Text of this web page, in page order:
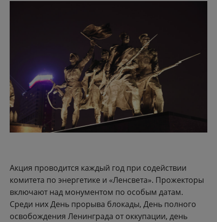
Акция проводится каждый год при содействии
комитета по энергетике и «Ленсвета». Прожекторы
включают над монументом по особым датам.
Среди них День прорыва блокады, День полного
освобождения Ленинграда от оккупации, день